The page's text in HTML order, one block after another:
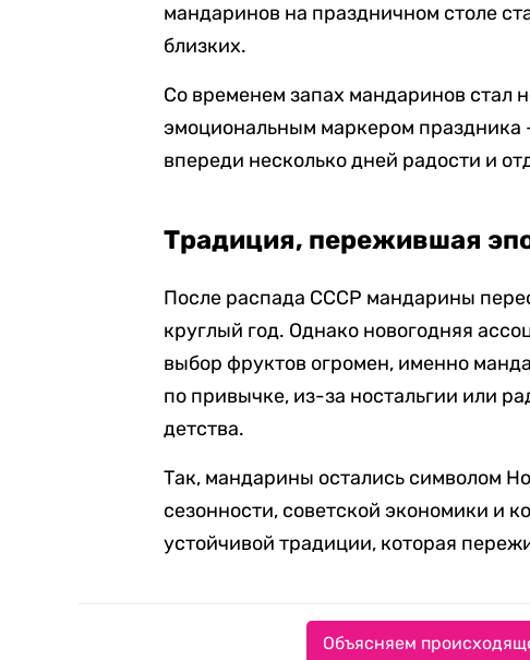
мандаринов на праздничном столе
близких.
Со временем запах мандаринов стал
эмоциональным маркером праздника
впереди несколько дней радости и
Традиция, пережившая
После распада СССР мандарины
круглый год. Однако новогодняя
выбор фруктов огромен, именно
по привычке, из-за ностальгии или
детства.
Так, мандарины остались символом
сезонности, советской экономики и
устойчивой традиции, которая
Объясняем